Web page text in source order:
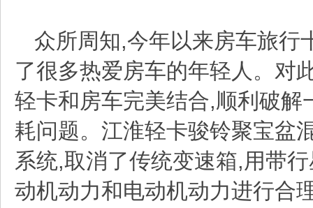
众所周知,今年以来房车旅行
了很多热爱房车的年轻人。对
轻卡和房车完美结合,顺利破
耗问题。 江淮轻卡骏铃聚宝盆
系统,取消了传统变速箱,用带
动机动力和电动机动力进行合